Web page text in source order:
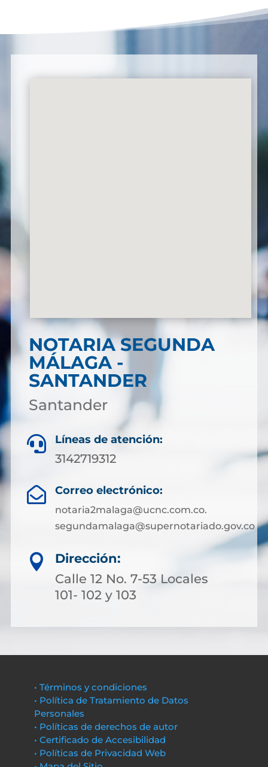
NOTARIA SEGUNDA
MÁLAGA -
SANTANDER
Santander
 Líneas de atención:
3142719312
 Correo electrónico:
notaria2malaga@ucnc.com.co.
segundamalaga@supernotariado.gov.co

Dirección:
Calle 12 No. 7-53 Locales
101- 102 y 103
• Términos y condiciones
• Política de Tratamiento de Datos
Personales
• Políticas de derechos de autor
• Certificado de Accesibilidad
• Políticas de Privacidad Web